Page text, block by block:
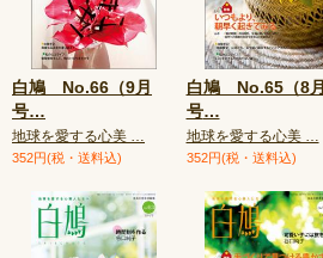
白鳩 No.66（9月
号…
地球を愛する心美 …
352円(税・送料込)
白鳩 No.65（8月
号…
地球を愛する心美 …
352円(税・送料込)